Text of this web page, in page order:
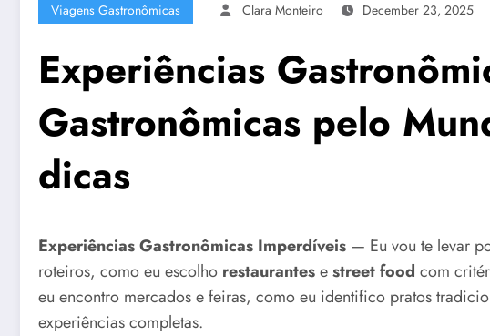
Viagens Gastronômicas Clara Monteiro December 23, 2025
Experiências
Gastronômicas pelo
dicas
Experiências Gastronômicas Imperdíveis — Eu vou te levar
roteiros, como eu escolho restaurantesestreet food com
eu encontro mercados e feiras, como eu identifico pratos
experiências completas.